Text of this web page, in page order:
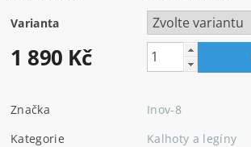
Varianta
1 890 Kč
Značka
Inov-8
Kategorie
Kalhoty a legíny